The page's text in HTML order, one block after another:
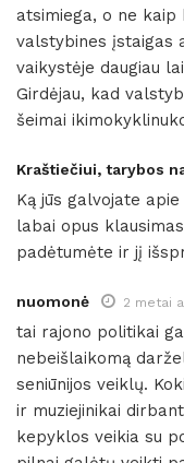
atsimiega, o ne
valstybines įstaigas
vaikystėje daugiau
Girdėjau, kad
šeimai
Kraštiečiui, tarybos
Ką jūs galvojate
labai opus
padėtumėte ir jį
nuomonė 2 metai
tai rajono politikai
nebeišlaikomą
seniūnijos veiklų.
ir muziejinikai
kepyklos veikia su